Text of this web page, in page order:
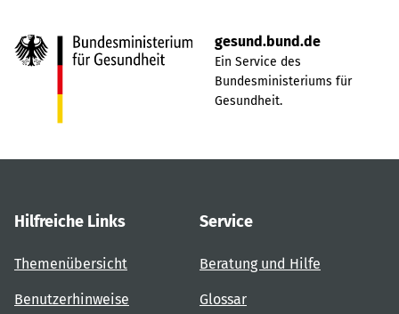
gesund.bund.de
Ein Service des
Bundesministeriums für
Gesundheit.
Hilfreiche Links
Themenübersicht
Benutzerhinweise
Service
Beratung und Hilfe
Glossar